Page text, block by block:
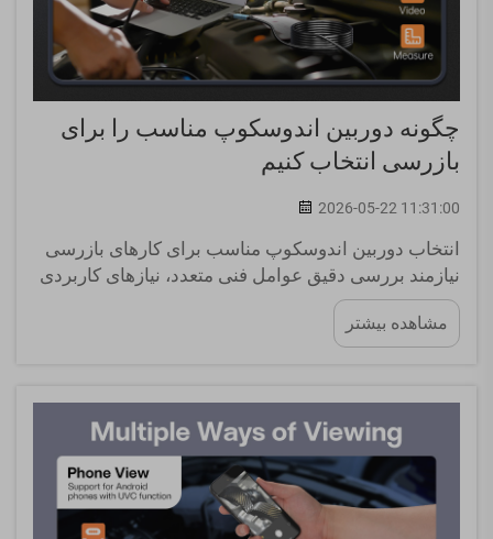
چگونه دوربین اندوسکوپ مناسب را برای
بازرسی انتخاب کنیم
2026-05-22 11:31:00
انتخاب دوربین اندوسکوپ مناسب برای کارهای بازرسی
نیازمند بررسی دقیق عوامل فنی متعدد، نیازهای کاربردی
و محدودیت‌های عملیاتی است. متخصصان صنعتی،
تکنسین‌های نگهداری و کنترل کیفیت...
مشاهده بیشتر